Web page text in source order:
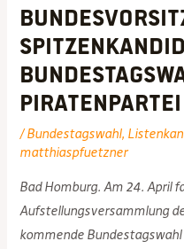
Piratenpartei
/Bundestagswahl,
matthiaspfuetzner
Bad Homburg. Am 24. April
Aufstellungsversammlung
kommende